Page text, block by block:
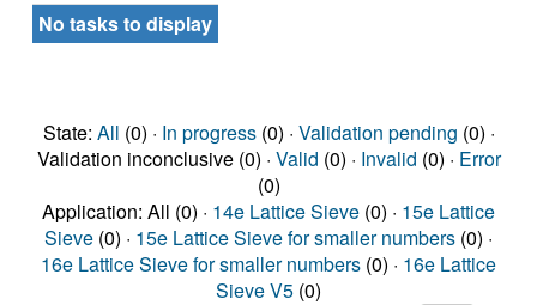
No tasks to display
State: All (0) · In progress(0) · Validation pending (0) ·
Validation inconclusive (0) · Valid (0) · Invalid (0) · Error
(0)
Application: All (0) · 14e Lattice Sieve (0) · 15e Lattice
Sieve (0) · 15e Lattice Sieve for smaller numbers (0) ·
16e Lattice Sieve for smaller numbers (0) · 16e Lattice
Sieve V5 (0)